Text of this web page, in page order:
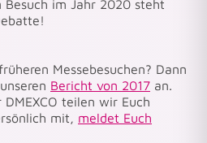
im Jahr 2020 steht
Messebesuchen? Dann
Bericht von 2017 an.
teilen wir Euch
mit, meldet Euch